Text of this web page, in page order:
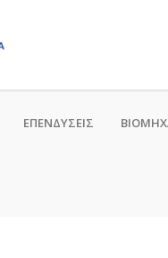
ΕΠΕΝΔΥΣΕΙΣ